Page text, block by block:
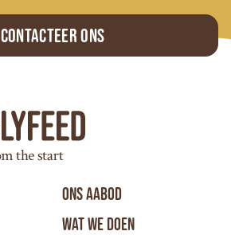
Contacteer ons
ONS AABOD
WAT WE DOEN